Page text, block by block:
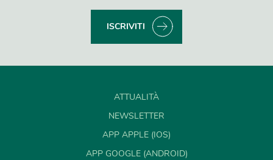
ISCRIVITI
ATTUALITÀ
NEWSLETTER
APP APPLE (IOS)
APP GOOGLE (ANDROID)